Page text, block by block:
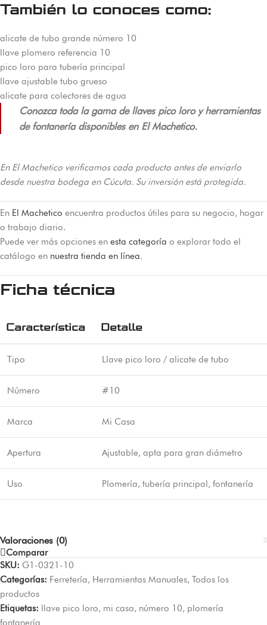
También lo conoces como:
alicate de tubo grande número 10
llave plomero referencia 10
pico loro para tubería principal
llave ajustable tubo grueso
alicate para colectores de agua
Conozca toda la gama de llaves pico loro y herramientas
de fontanería disponibles en El Machetico.
En El Machetico verificamos cada producto antes de enviarlo
desde nuestra bodega en Cúcuta. Su inversión está protegida.
En El Machetico encuentra productos útiles para su negocio, hogar
o trabajo diario.
Puede ver más opciones en esta categoría o explorar todo el
catálogo en nuestra tienda en línea.
Ficha técnica
Característica Detalle
Tipo Llave pico loro / alicate de tubo
Número #10
Marca Mi Casa
Apertura Ajustable, apta para gran diámetro
Uso Plomería, tubería principal, fontanería
Valoraciones (0)
Comparar
SKU: G1-0321-10
Categorías: Ferretería, Herramientas Manuales, Todos los
productos
Etiquetas: llave pico loro, mi casa, número 10, plomería
fontanería